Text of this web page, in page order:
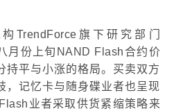
TrendForce旗下研究部门
月份上旬NAND Flash合约价
持平与小涨的格局。买卖双方
，记忆卡与随身碟业者也呈现
业者采取供货紧缩策略来